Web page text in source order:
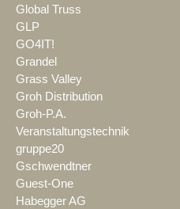
Global Truss
GLP
GO4IT!
Grandel
Grass Valley
Groh Distribution
Groh-P.A.
Veranstaltungstechnik
gruppe20
Gschwendtner
Guest-One
Habegger AG